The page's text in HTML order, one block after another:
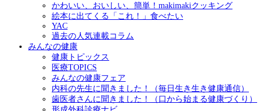
かわいい、おいしい、簡単！makimakiクッキング
絵本に出てくる「これ！」食べたい
YAC
過去の人気連載コラム
みんなの健康
健康トピックス
医療TOPICS
みんなの健康フェア
内科の先生に聞きました！（毎日生き生き健康通信）
歯医者さんに聞きました！（口から始まる健康づくり）